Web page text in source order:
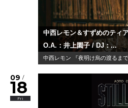
中西レモン＆すずめのティ
O.A.：井上園子 / DJ：...
中西レモン 『夜明け烏の渡るま
09 /
18
Fri